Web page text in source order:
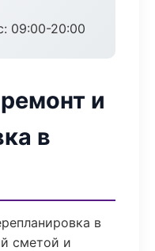
09:00-20:00
и
в
в
сметой и